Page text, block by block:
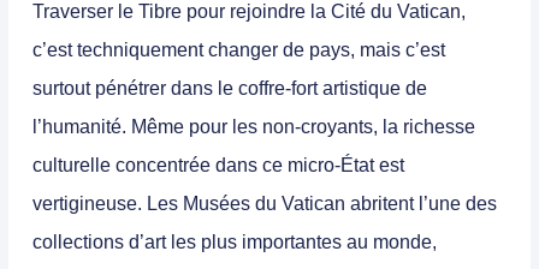
Traverser le Tibre pour rejoindre la Cité du Vatican,
c’est techniquement changer de pays, mais c’est
surtout pénétrer dans le coffre-fort artistique de
l’humanité. Même pour les non-croyants, la richesse
culturelle concentrée dans ce micro-État est
vertigineuse. Les Musées du Vatican abritent l’une des
collections d’art les plus importantes au monde,